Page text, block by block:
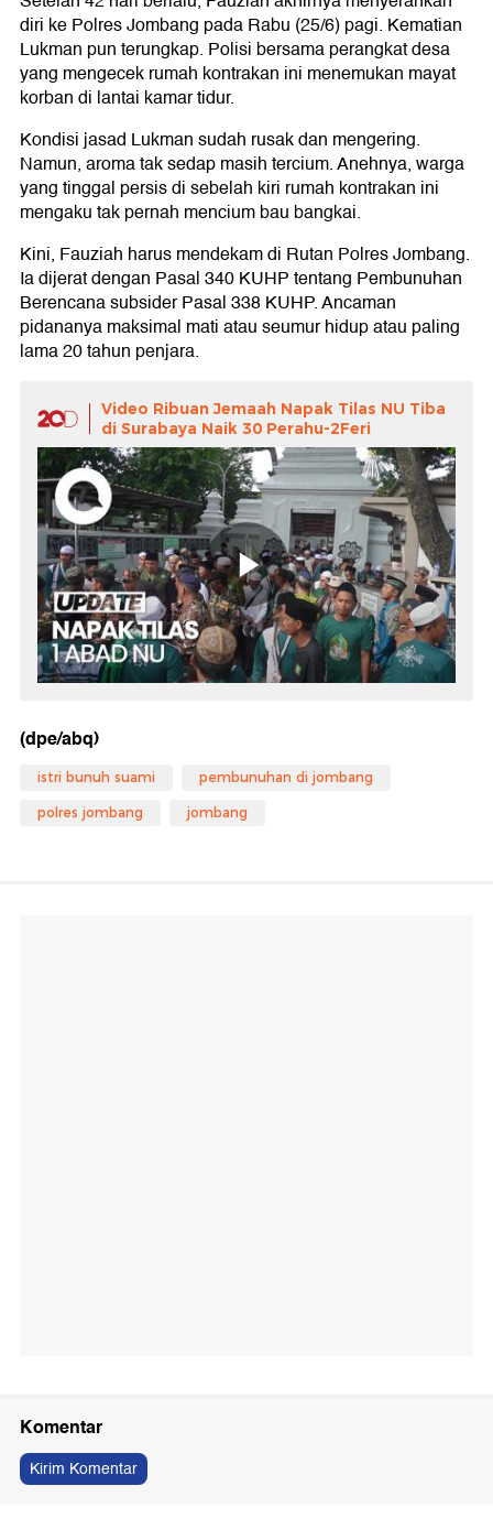
diri ke Polres Jombang pada Rabu (25/6) pagi. Kematian
Lukman pun terungkap. Polisi bersama perangkat desa
yang mengecek rumah kontrakan ini menemukan mayat
korban di lantai kamar tidur.
Kondisi jasad Lukman sudah rusak dan mengering.
Namun, aroma tak sedap masih tercium. Anehnya, warga
yang tinggal persis di sebelah kiri rumah kontrakan ini
mengaku tak pernah mencium bau bangkai.
Kini, Fauziah harus mendekam di Rutan Polres Jombang.
Ia dijerat dengan Pasal 340 KUHP tentang Pembunuhan
Berencana subsider Pasal 338 KUHP. Ancaman
pidananya maksimal mati atau seumur hidup atau paling
lama 20 tahun penjara.
Video Ribuan Jemaah Napak Tilas NU Tiba
di Surabaya Naik 30 Perahu-2Feri
(dpe/abq)
istri bunuh suami pembunuhan di jombang
polres jombang jombang
Komentar
Kirim Komentar